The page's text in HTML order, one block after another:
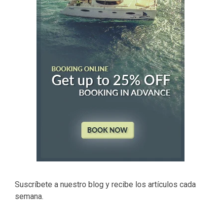
Suscríbete a nuestro blog y recibe los artículos cada
semana.